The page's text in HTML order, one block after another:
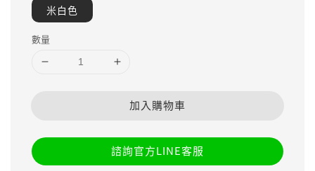
米白色
數量
加入購物車
諮詢官方LINE客服